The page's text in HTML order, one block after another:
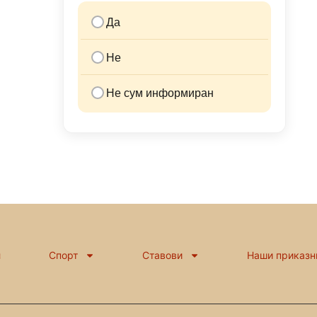
Да
Не
Не сум информиран
Спорт Ставови Наши